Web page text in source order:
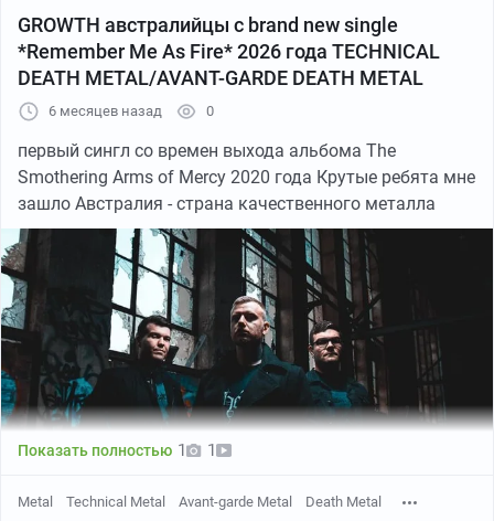
GROWTH австралийцы с brand new single
*Remember Me As Fire* 2026 года TECHNICAL
DEATH METAL/AVANT-GARDE DEATH METAL
6 месяцев назад 0
первый сингл со времен выхода альбома The
Smothering Arms of Mercy 2020 года Крутые ребята мне
зашло Австралия - страна качественного металла
Показать полностью 1 1
Metal Technical Metal Avant-garde Metal Death Metal